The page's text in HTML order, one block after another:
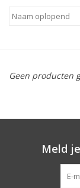
Geen producten
Meld